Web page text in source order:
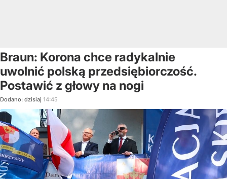
Braun: Korona chce radykalnie
uwolnić polską przedsiębiorczość.
Postawić z głowy na nogi
Dodano: dzisiaj 14:45